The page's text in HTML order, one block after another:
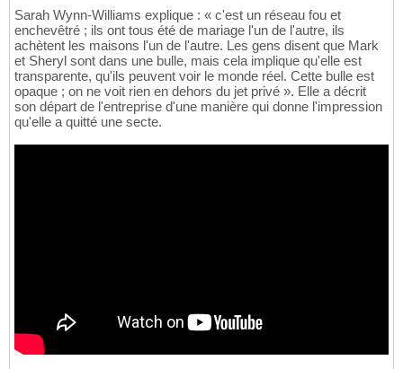
Sarah Wynn-Williams explique : « c'est un réseau fou et
enchevêtré ; ils ont tous été de mariage l'un de l'autre, ils
achètent les maisons l'un de l'autre. Les gens disent que Mark
et Sheryl sont dans une bulle, mais cela implique qu'elle est
transparente, qu'ils peuvent voir le monde réel. Cette bulle est
opaque ; on ne voit rien en dehors du jet privé ». Elle a décrit
son départ de l'entreprise d'une manière qui donne l'impression
qu'elle a quitté une secte.